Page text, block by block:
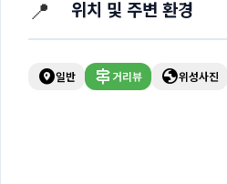
📍 위치 및 주변 환경
explore_nearby일반 signpost거리뷰 globe위성사진